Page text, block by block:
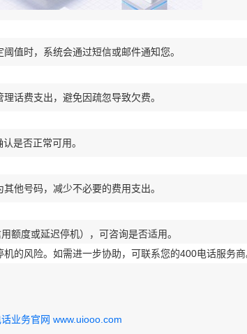
值时，系统会通过短信或邮件通知您。
话费支出，避免因疏忽导致欠费。
是否正常可用。
他号码，减少不必要的费用支出。
额度或延迟停机），可咨询是否适用。
的风险。如需进一步协助，可联系您的400电话服务商
业务官网 www.uiooo.com